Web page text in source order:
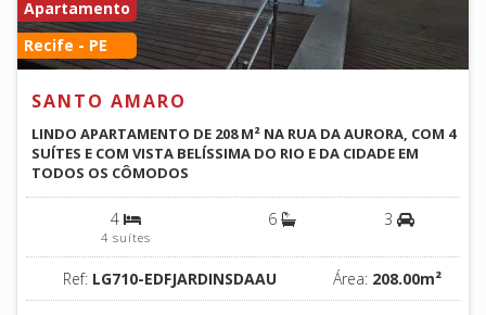
Apartamento
Recife - PE
SANTO AMARO
LINDO APARTAMENTO DE 208 M² NA RUA DA AURORA, COM 4
SUÍTES E COM VISTA BELÍSSIMA DO RIO E DA CIDADE EM
TODOS OS CÔMODOS
4
4 suítes
6 3
Ref: LG710-EDFJARDINSDAAU Área: 208.00m²